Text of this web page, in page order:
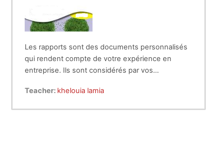
Les rapports sont des documents personnalisés
qui rendent compte de votre expérience en
entreprise. Ils sont considérés par vos
formation.
que vous avez appris (savoirs et savoir-faire).
Teacher: khelouia lamia